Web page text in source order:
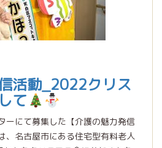
活動_2022クリス
て
ーにて募集した【介護の魅力発信
、名古屋市にある住宅型有料老人